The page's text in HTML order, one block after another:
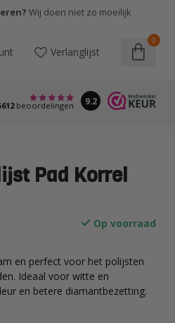
Wij doen niet zo moeilijk
Verlanglijst
0
beoordelingen 9.2
Pad Korrel
Op voorraad
en perfect voor het polijsten
Ideaal voor witte en
en betere diamantbezetting.